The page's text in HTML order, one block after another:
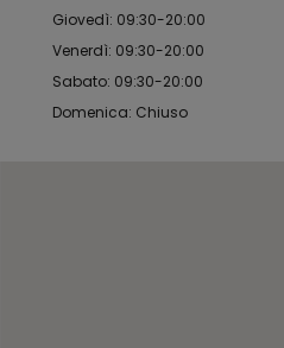
Giovedì: 09:30-20:00
Venerdì: 09:30-20:00
Sabato: 09:30-20:00
Domenica: Chiuso